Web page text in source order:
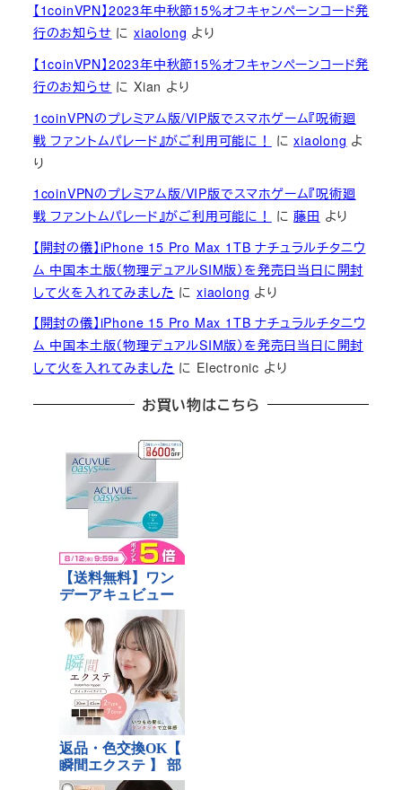
【1coinVPN】2023年中秋節15％オフキャンペーンコード発
行のお知らせ にxiaolong より
【1coinVPN】2023年中秋節15％オフキャンペーンコード発
行のお知らせ にXian より
1coinVPNのプレミアム版/VIP版でスマホゲーム『呪術廻
戦 ファントムパレード』がご利用可能に！
にxiaolong よ
り
1coinVPNのプレミアム版/VIP版でスマホゲーム『呪術廻
戦 ファントムパレード』がご利用可能に！
に藤田 より
【開封の儀】iPhone 15 Pro Max 1TB ナチュラルチタニウ
ム 中国本土版（物理デュアルSIM版）を発売日当日に開封
して火を入れてみました にxiaolong より
【開封の儀】iPhone 15 Pro Max 1TB ナチュラルチタニウ
ム 中国本土版（物理デュアルSIM版）を発売日当日に開封
して火を入れてみました に Electronic より
お買い物はこちら